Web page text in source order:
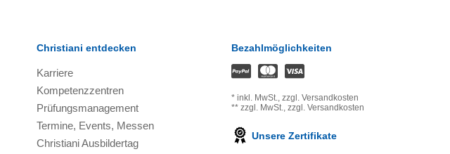
Christiani entdecken
Karriere
Kompetenzzentren
Prüfungsmanagement
Termine, Events, Messen
Christiani Ausbildertag
Bezahlmöglichkeiten
* inkl. MwSt., zzgl. Versandkosten
** zzgl. MwSt., zzgl. Versandkosten
Unsere Zertifikate